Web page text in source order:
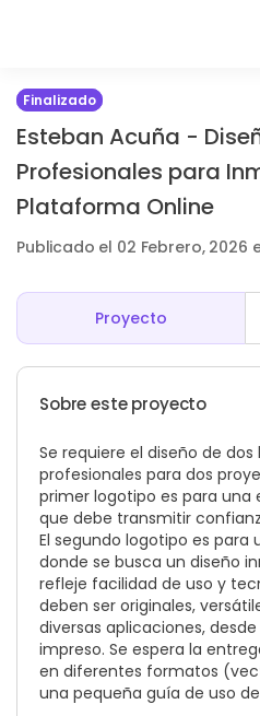
Finalizado
Esteban Acuña -
Profesionales para
Plataforma Online
Publicado el 02 Febrero, 2026
Proyecto
Sobre este proyecto
Se requiere el diseño de
profesionales para dos
primer logotipo es para una
que debe transmitir
El segundo logotipo es
donde se busca un diseño
refleje facilidad de uso y
deben ser originales,
diversas aplicaciones,
impreso. Se espera la
en diferentes formatos
una pequeña guía de uso